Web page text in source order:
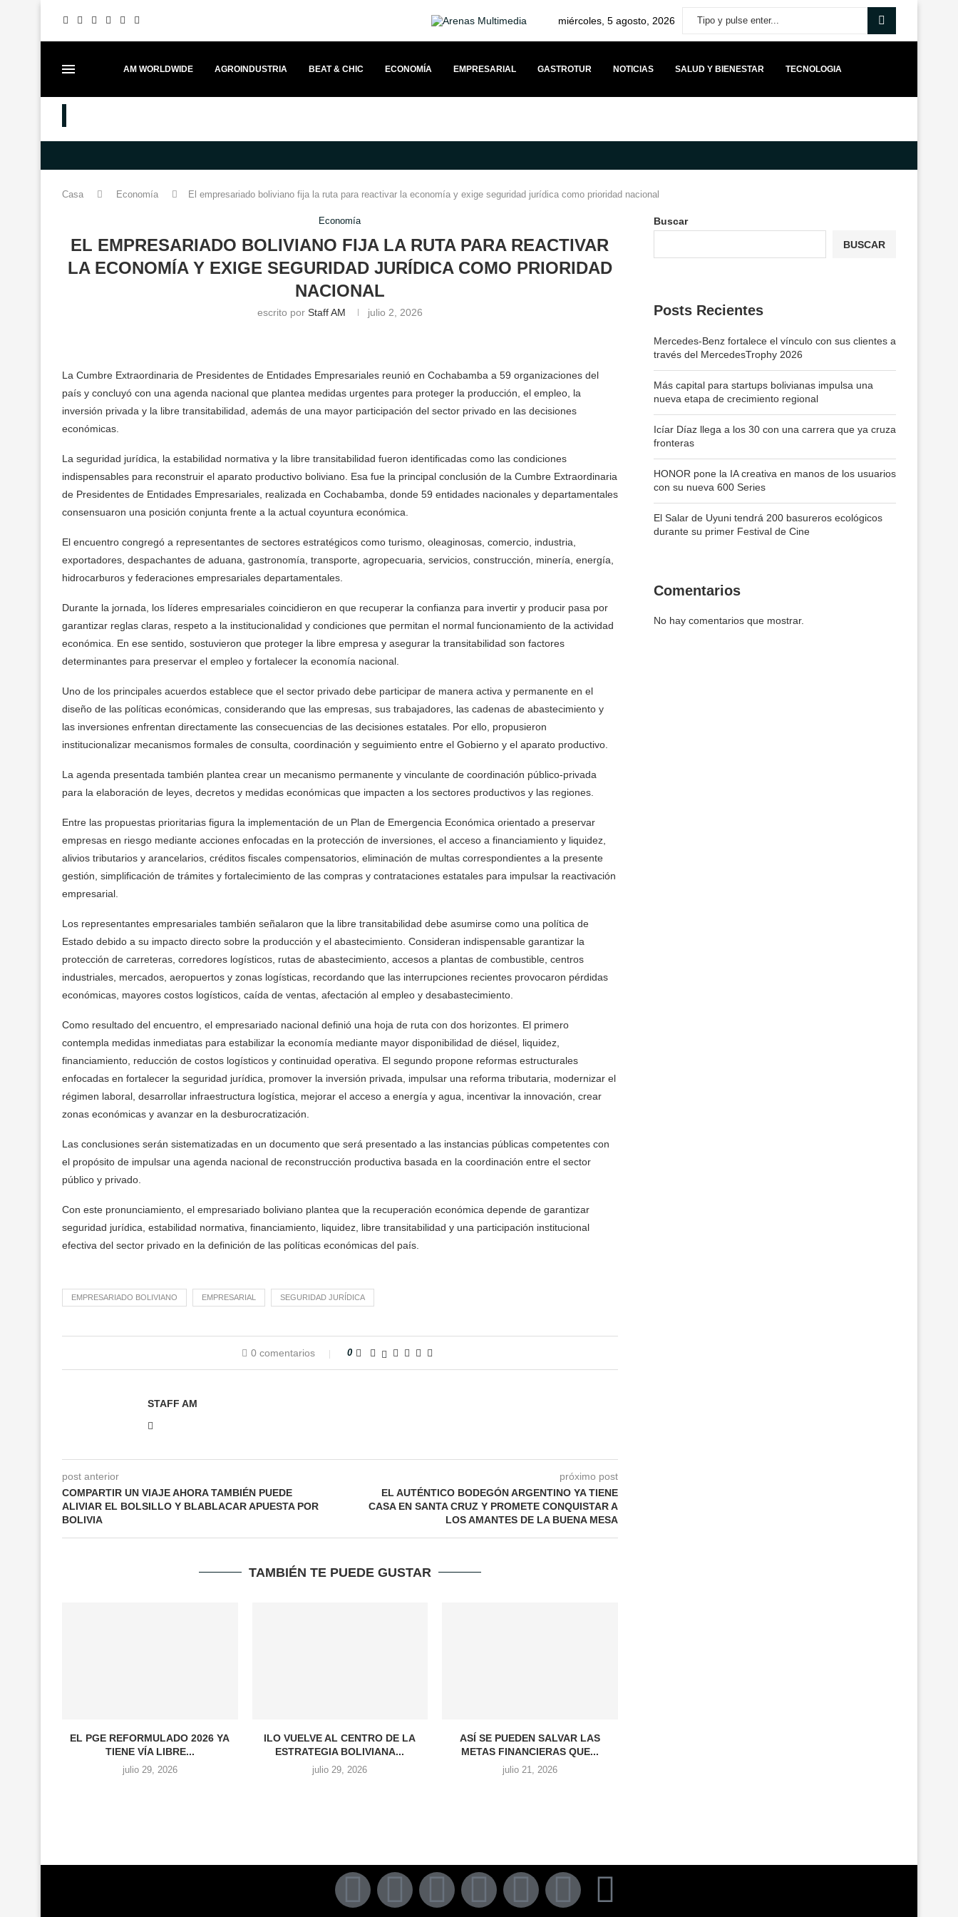
miércoles, 5 agosto, 2026
AM WORLDWIDE AGROINDUSTRIA BEAT & CHIC ECONOMÍA EMPRESARIAL GASTROTUR NOTICIAS SALUD Y BIENESTAR TECNOLOGIA
Casa Economía El empresariado boliviano fija la ruta para reactivar la economía y exige seguridad jurídica como prioridad nacional
Economía
EL EMPRESARIADO BOLIVIANO FIJA LA RUTA PARA REACTIVAR
LA ECONOMÍA Y EXIGE SEGURIDAD JURÍDICA COMO PRIORIDAD
NACIONAL
escrito por Staff AM julio 2, 2026
La Cumbre Extraordinaria de Presidentes de Entidades Empresariales reunió en Cochabamba a 59 organizaciones del
país y concluyó con una agenda nacional que plantea medidas urgentes para proteger la producción, el empleo, la
inversión privada y la libre transitabilidad, además de una mayor participación del sector privado en las decisiones
económicas.
La seguridad jurídica, la estabilidad normativa y la libre transitabilidad fueron identificadas como las condiciones
indispensables para reconstruir el aparato productivo boliviano. Esa fue la principal conclusión de la Cumbre Extraordinaria
de Presidentes de Entidades Empresariales, realizada en Cochabamba, donde 59 entidades nacionales y departamentales
consensuaron una posición conjunta frente a la actual coyuntura económica.
El encuentro congregó a representantes de sectores estratégicos como turismo, oleaginosas, comercio, industria,
exportadores, despachantes de aduana, gastronomía, transporte, agropecuaria, servicios, construcción, minería, energía,
hidrocarburos y federaciones empresariales departamentales.
Durante la jornada, los líderes empresariales coincidieron en que recuperar la confianza para invertir y producir pasa por
garantizar reglas claras, respeto a la institucionalidad y condiciones que permitan el normal funcionamiento de la actividad
económica. En ese sentido, sostuvieron que proteger la libre empresa y asegurar la transitabilidad son factores
determinantes para preservar el empleo y fortalecer la economía nacional.
Uno de los principales acuerdos establece que el sector privado debe participar de manera activa y permanente en el
diseño de las políticas económicas, considerando que las empresas, sus trabajadores, las cadenas de abastecimiento y
las inversiones enfrentan directamente las consecuencias de las decisiones estatales. Por ello, propusieron
institucionalizar mecanismos formales de consulta, coordinación y seguimiento entre el Gobierno y el aparato productivo.
La agenda presentada también plantea crear un mecanismo permanente y vinculante de coordinación público-privada
para la elaboración de leyes, decretos y medidas económicas que impacten a los sectores productivos y las regiones.
Entre las propuestas prioritarias figura la implementación de un Plan de Emergencia Económica orientado a preservar
empresas en riesgo mediante acciones enfocadas en la protección de inversiones, el acceso a financiamiento y liquidez,
alivios tributarios y arancelarios, créditos fiscales compensatorios, eliminación de multas correspondientes a la presente
gestión, simplificación de trámites y fortalecimiento de las compras y contrataciones estatales para impulsar la reactivación
empresarial.
Los representantes empresariales también señalaron que la libre transitabilidad debe asumirse como una política de
Estado debido a su impacto directo sobre la producción y el abastecimiento. Consideran indispensable garantizar la
protección de carreteras, corredores logísticos, rutas de abastecimiento, accesos a plantas de combustible, centros
industriales, mercados, aeropuertos y zonas logísticas, recordando que las interrupciones recientes provocaron pérdidas
económicas, mayores costos logísticos, caída de ventas, afectación al empleo y desabastecimiento.
Como resultado del encuentro, el empresariado nacional definió una hoja de ruta con dos horizontes. El primero
contempla medidas inmediatas para estabilizar la economía mediante mayor disponibilidad de diésel, liquidez,
financiamiento, reducción de costos logísticos y continuidad operativa. El segundo propone reformas estructurales
enfocadas en fortalecer la seguridad jurídica, promover la inversión privada, impulsar una reforma tributaria, modernizar el
régimen laboral, desarrollar infraestructura logística, mejorar el acceso a energía y agua, incentivar la innovación, crear
zonas económicas y avanzar en la desburocratización.
Las conclusiones serán sistematizadas en un documento que será presentado a las instancias públicas competentes con
el propósito de impulsar una agenda nacional de reconstrucción productiva basada en la coordinación entre el sector
público y privado.
Con este pronunciamiento, el empresariado boliviano plantea que la recuperación económica depende de garantizar
seguridad jurídica, estabilidad normativa, financiamiento, liquidez, libre transitabilidad y una participación institucional
efectiva del sector privado en la definición de las políticas económicas del país.
EMPRESARIADO BOLIVIANO EMPRESARIAL SEGURIDAD JURÍDICA
0 comentarios 0
STAFF AM
post anterior
COMPARTIR UN VIAJE AHORA TAMBIÉN PUEDE
ALIVIAR EL BOLSILLO Y BLABLACAR APUESTA POR
BOLIVIA
próximo post
EL AUTÉNTICO BODEGÓN ARGENTINO YA TIENE
CASA EN SANTA CRUZ Y PROMETE CONQUISTAR A
LOS AMANTES DE LA BUENA MESA
TAMBIÉN TE PUEDE GUSTAR
EL PGE REFORMULADO 2026 YA
TIENE VÍA LIBRE...
julio 29, 2026
ILO VUELVE AL CENTRO DE LA
ESTRATEGIA BOLIVIANA...
julio 29, 2026
ASÍ SE PUEDEN SALVAR LAS
METAS FINANCIERAS QUE...
julio 21, 2026
Buscar
BUSCAR
Posts Recientes
Mercedes-Benz fortalece el vínculo con sus clientes a
través del MercedesTrophy 2026
Más capital para startups bolivianas impulsa una
nueva etapa de crecimiento regional
Icíar Díaz llega a los 30 con una carrera que ya cruza
fronteras
HONOR pone la IA creativa en manos de los usuarios
con su nueva 600 Series
El Salar de Uyuni tendrá 200 basureros ecológicos
durante su primer Festival de Cine
Comentarios
No hay comentarios que mostrar.